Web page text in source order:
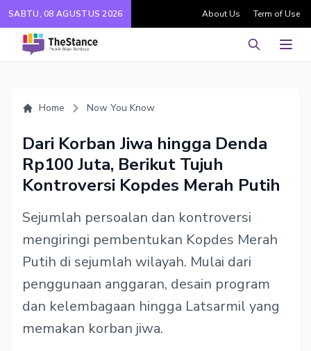
SABTU, 08 AGUSTUS 2026 About Us Term of Use
Pencarian
Home Now You Know
Dari Korban Jiwa hingga Denda
Rp100 Juta, Berikut Tujuh
Kontroversi Kopdes Merah Putih
Sejumlah persoalan dan kontroversi
mengiringi pembentukan Kopdes Merah
Putih di sejumlah wilayah. Mulai dari
penggunaan anggaran, desain program
dan kelembagaan hingga Latsarmil yang
memakan korban jiwa.